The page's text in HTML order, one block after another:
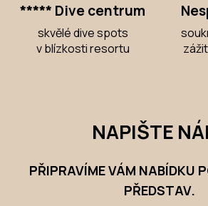
***** Dive centrum
skvělé dive spots
v blízkosti resortu
NAPIŠTE
PŘIPRAVÍME VÁM NABÍDKU
PŘEDSTAV.